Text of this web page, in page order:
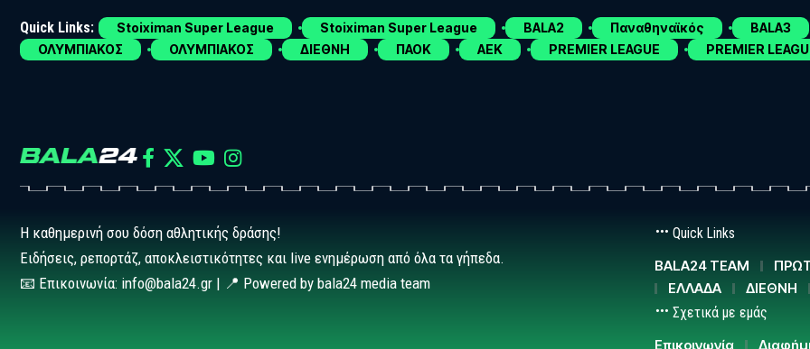
Quick Links: Stoiximan Super League Stoiximan Super League BALA2 Παναθηναϊκός BALA3
ΟΛΥΜΠΙΑΚΟΣ
ΟΛΥΜΠΙΑΚΟΣ ΔΙΕΘΝΗ ΠΑΟΚ ΑΕΚ PREMIER LEAGUE PREMIER
Η καθημερινή σου δόση αθλητικής δράσης!
Ειδήσεις, ρεπορτάζ, αποκλειστικότητες και live ενημέρωση από όλα τα γήπεδα.
📧 Επικοινωνία: info@bala24.gr | 📍 Powered by bala24 media team
Quick Links
BALA24 TEAM
ΕΛΛΑΔΑ
ΔΙΕΘΝΗ
Σχετικά με εμάς
Επικοινωνία